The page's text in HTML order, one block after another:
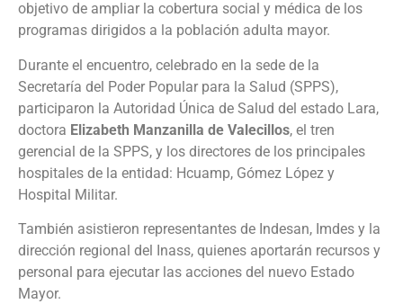
objetivo de ampliar la cobertura social y médica de los
programas dirigidos a la población adulta mayor.
Durante el encuentro, celebrado en la sede de la
Secretaría del Poder Popular para la Salud (SPPS),
participaron la Autoridad Única de Salud del estado Lara,
doctora Elizabeth Manzanilla de Valecillos, el tren
gerencial de la SPPS, y los directores de los principales
hospitales de la entidad: Hcuamp, Gómez López y
Hospital Militar.
También asistieron representantes de Indesan, Imdes y la
dirección regional del Inass, quienes aportarán recursos y
personal para ejecutar las acciones del nuevo Estado
Mayor.